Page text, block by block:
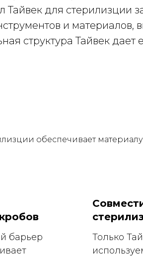
для стерилизции
и материалов,
структура Тайвек
обеспечивает
барьер
Только